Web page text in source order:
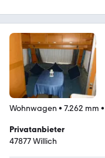
Wohnwagen • 7.262 mm •
Privatanbieter
47877 Willich